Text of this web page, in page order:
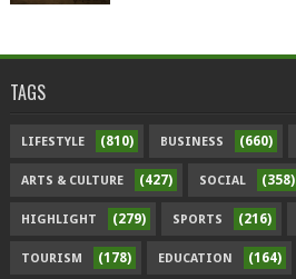
TAGS
LIFESTYLE (810) BUSINESS (660)
ARTS & CULTURE (427) SOCIAL (358)
HIGHLIGHT (279) SPORTS (216)
TOURISM (178) EDUCATION (164)